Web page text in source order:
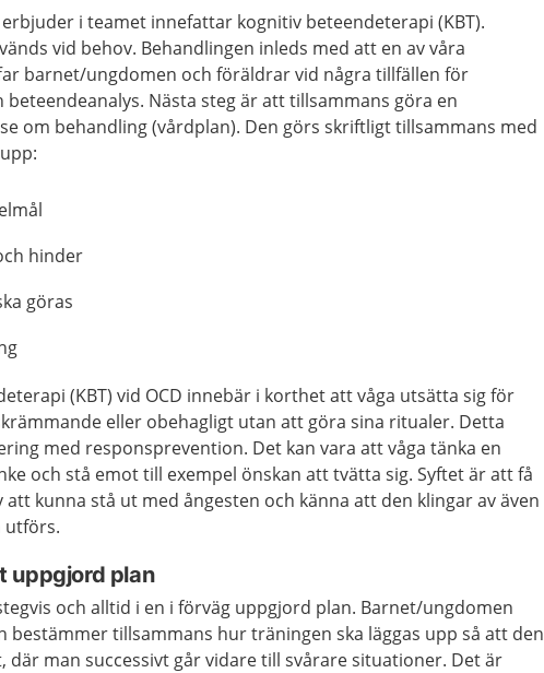
i teamet innefattar kognitiv beteendeterapi (KBT).
vid behov. Behandlingen inleds med att en av våra
barnet/ungdomen och föräldrar vid några tillfällen för
beteendeanalys. Nästa steg är att tillsammans göra en
om behandling (vårdplan). Den görs skriftligt tillsammans med
hinder
göras
(KBT) vid OCD innebär i korthet att våga utsätta sig för
eller obehagligt utan att göra sina ritualer. Detta
med responsprevention. Det kan vara att våga tänka en
och stå emot till exempel önskan att tvätta sig. Syftet är att få
att kunna stå ut med ångesten och känna att den klingar av även
utförs.
uppgjord plan
och alltid i en i förväg uppgjord plan. Barnet/ungdomen
bestämmer tillsammans hur träningen ska läggas upp så att den
där man successivt går vidare till svårare situationer. Det är